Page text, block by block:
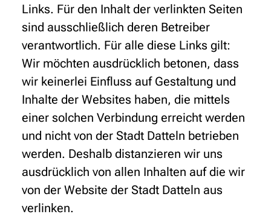
Links. Für den Inhalt der verlinkten Seiten
sind ausschließlich deren Betreiber
verantwortlich. Für alle diese Links gilt:
Wir möchten ausdrücklich betonen, dass
wir keinerlei Einfluss auf Gestaltung und
Inhalte der Websites haben, die mittels
einer solchen Verbindung erreicht werden
und nicht von der Stadt Datteln betrieben
werden. Deshalb distanzieren wir uns
ausdrücklich von allen Inhalten auf die wir
von der Website der Stadt Datteln aus
verlinken.